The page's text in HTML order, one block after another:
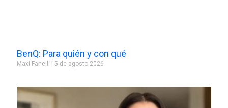
BenQ: Para quién y con qué
Maxi Fanelli 5 de agosto 2026